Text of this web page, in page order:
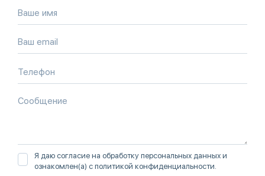
Я даю согласие на обработку персональных данных и
ознакомлен(а) с политикой конфиденциальности